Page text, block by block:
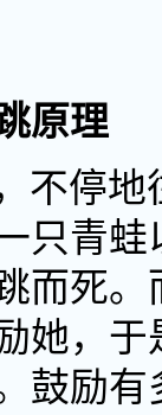
原理
不停地
只青
而死
她，于
鼓励